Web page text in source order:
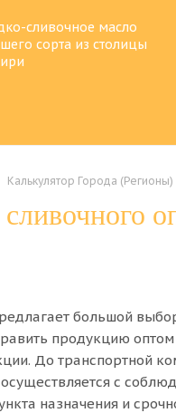
сливочное масло
сорта из столицы
Калькулятор Города (Регионы)
большой
продукцию
До транспортной
с
назначения и